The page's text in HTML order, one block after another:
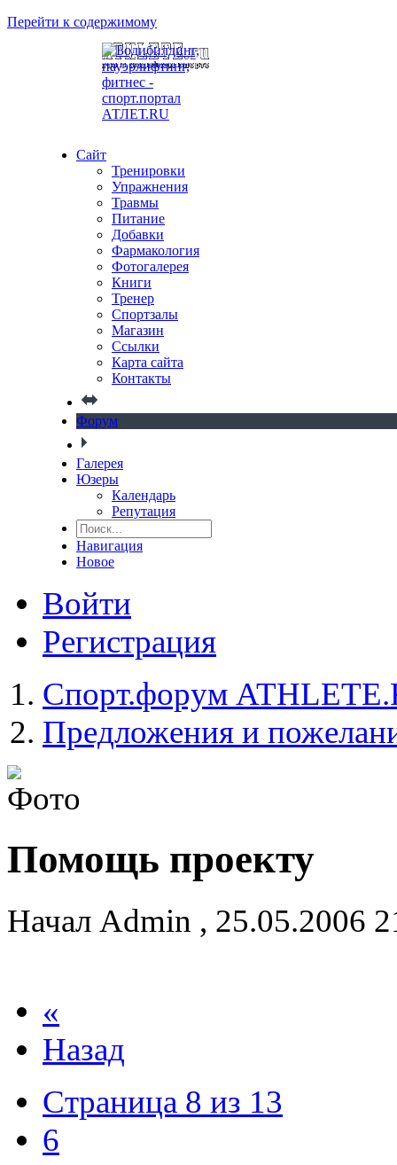
Перейти к содержимому
Сайт
Тренировки
Упражнения
Травмы
Питание
Добавки
Фармакология
Фотогалерея
Книги
Тренер
Спортзалы
Магазин
Ссылки
Карта сайта
Контакты
Форум
Галерея
Юзеры
Календарь
Репутация
Навигация
Новое
Войти
Регистрация
Спорт.форум
Предложения и
Помощь проекту
Начал Admin , 25.05.2006
«
Назад
Страница 8 из 13
6